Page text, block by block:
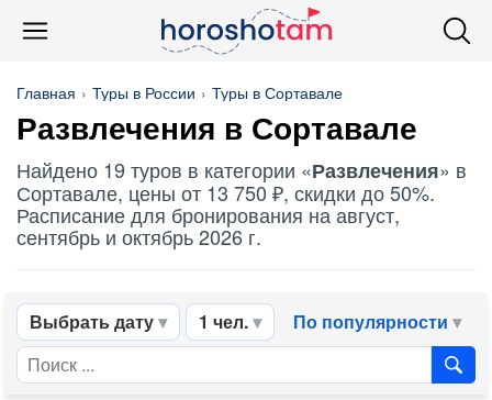
Главная Туры в России Туры в Сортавале
Развлечения в Сортавале
Найдено 19 туров в категории «Развлечения» в
Сортавале, цены от 13 750 ₽, скидки до 50%.
Расписание для бронирования на август,
сентябрь и октябрь 2026 г.
Выбрать дату 1 чел. По популярности